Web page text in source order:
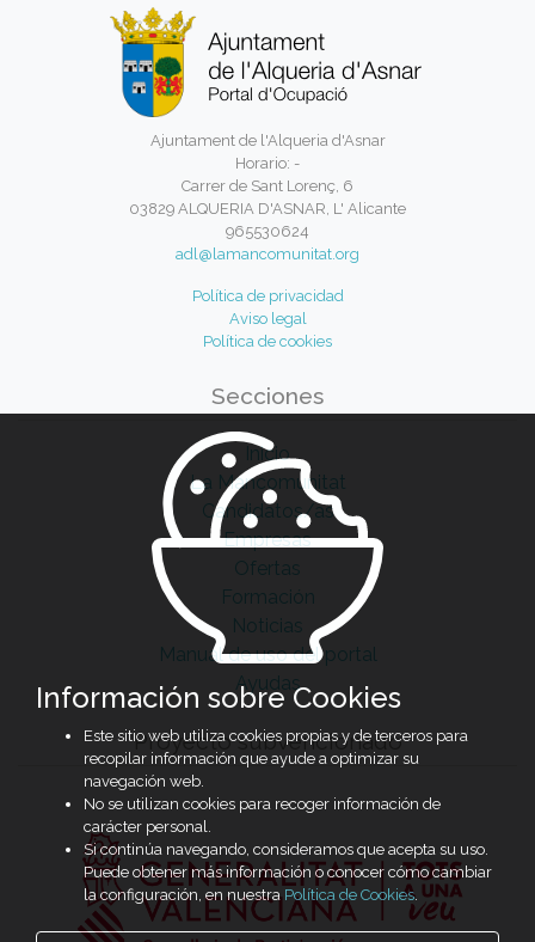
Ajuntament de l'Alqueria d'Asnar
Horario: -
Carrer de Sant Lorenç, 6
03829 ALQUERIA D'ASNAR, L' Alicante
965530624
adl@lamancomunitat.org
Política de privacidad
Aviso legal
Política de cookies
Secciones
Inicio
La Mancomunitat
Candidatos/as
Empresas
Ofertas
Formación
Noticias
Manual de uso del portal
Ayudas
Proyecto subvencionado
Información sobre Cookies
Este sitio web utiliza cookies propias y de terceros para
recopilar información que ayude a optimizar su
navegación web.
No se utilizan cookies para recoger información de
carácter personal.
Si continúa navegando, consideramos que acepta su uso.
Puede obtener más información o conocer cómo cambiar
la configuración, en nuestra Política de Cookies.